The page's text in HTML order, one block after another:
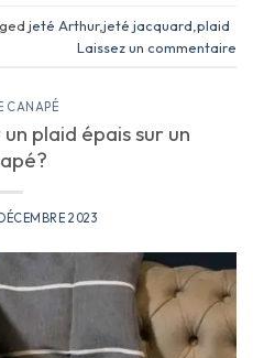
jeté Arthur,jeté jacquard plaid
Laissez un commentaire
CANAPÉ
plaid épais sur un
2023